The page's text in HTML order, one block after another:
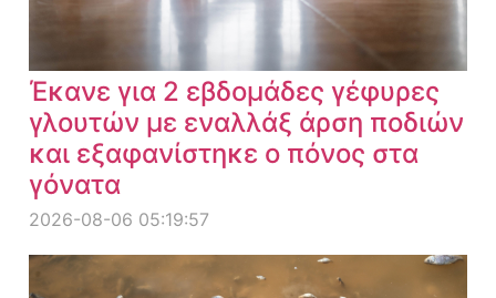
Έκανε για 2 εβδομάδες γέφυρες
γλουτών με εναλλάξ άρση ποδιών
και εξαφανίστηκε ο πόνος στα
γόνατα
2026-08-06 05:19:57